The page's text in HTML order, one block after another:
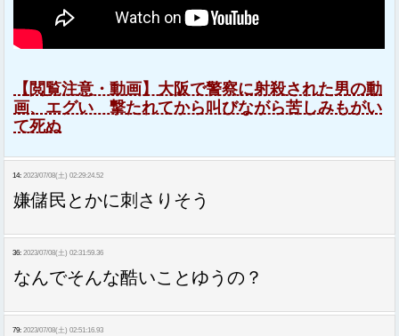
【閲覧注意・動画】大阪で警察に射殺された男の動
画、エグい 撃たれてから叫びながら苦しみもがい
て死ぬ
14: 2023/07/08(土) 02:29:24.52
嫌儲民とかに刺さりそう
36: 2023/07/08(土) 02:31:59.36
なんでそんな酷いことゆうの？
79: 2023/07/08(土) 02:51:16.93